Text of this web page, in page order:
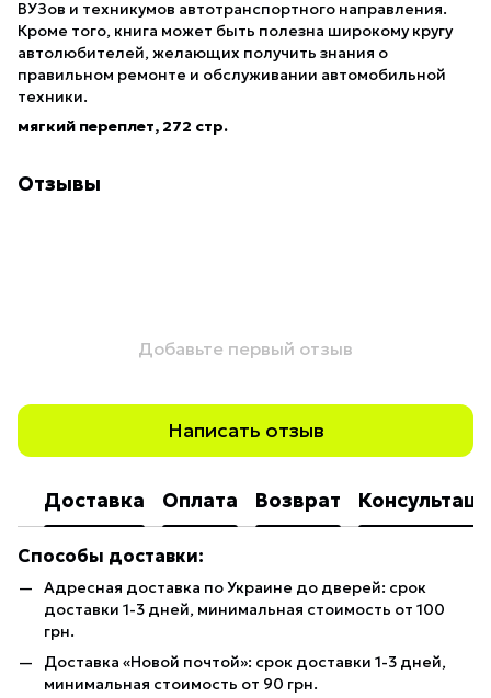
ВУЗов и техникумов автотранспортного направления.
Кроме того, книга может быть полезна широкому кругу
автолюбителей, желающих получить знания о
правильном ремонте и обслуживании автомобильной
техники.
мягкий переплет, 272 стр.
Отзывы
Добавьте первый отзыв
Написать отзыв
Доставка Оплата Возврат
Способы доставки:
Адресная доставка по Украине до дверей: срок
доставки 1-3 дней, минимальная стоимость от 100
грн.
Доставка «Новой почтой»: срок доставки 1-3 дней,
минимальная стоимость от 90 грн.